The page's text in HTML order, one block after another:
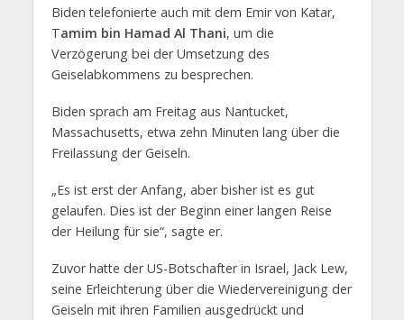
Biden telefonierte auch mit dem Emir von Katar,
Tamim bin Hamad Al Thani, um die
Verzögerung bei der Umsetzung des
Geiselabkommens zu besprechen.
Biden sprach am Freitag aus Nantucket,
Massachusetts, etwa zehn Minuten lang über die
Freilassung der Geiseln.
„Es ist erst der Anfang, aber bisher ist es gut
gelaufen. Dies ist der Beginn einer langen Reise
der Heilung für sie“, sagte er.
Zuvor hatte der US-Botschafter in Israel, Jack Lew,
seine Erleichterung über die Wiedervereinigung der
Geiseln mit ihren Familien ausgedrückt und